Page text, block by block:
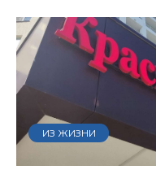
ИЗ ЖИЗНИ